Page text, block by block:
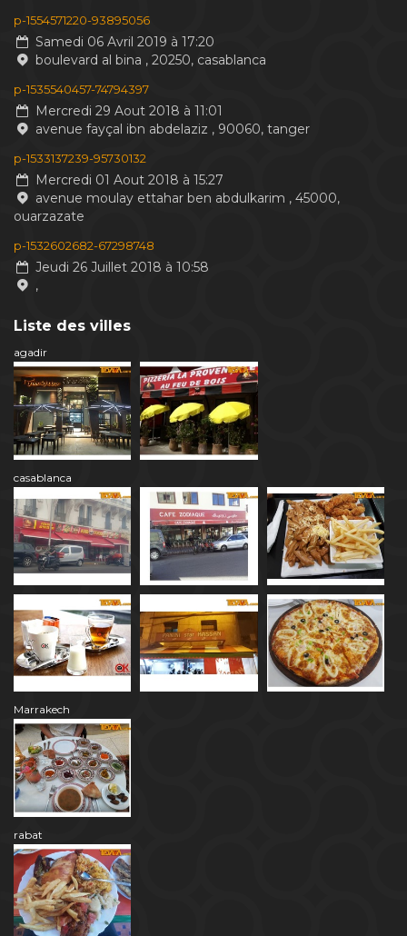
p-1554571220-93895056
Samedi 06 Avril 2019 à 17:20
boulevard al bina , 20250, casablanca
p-1535540457-74794397
Mercredi 29 Aout 2018 à 11:01
avenue fayçal ibn abdelaziz , 90060, tanger
p-1533137239-95730132
Mercredi 01 Aout 2018 à 15:27
avenue moulay ettahar ben abdulkarim , 45000,
ouarzazate
p-1532602682-67298748
Jeudi 26 Juillet 2018 à 10:58
,
Liste des villes
agadir
casablanca
Marrakech
rabat